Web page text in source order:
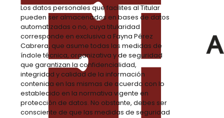
Los datos personales que facilites al Titular
pueden ser almacenados en bases de datos
automatizadas o no, cuya titularidad
corresponde en exclusiva a Fayna Pérez
Cabrera, que asume todas las medidas de
índole técnica, organizativa y de seguridad
que garantizan la confidencialidad,
integridad y calidad de la información
contenida en las mismas de acuerdo con lo
establecido en la normativa vigente en
protección de datos. No obstante, debes ser
consciente de que las medidas de seguridad